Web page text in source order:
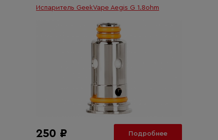
Испаритель GeekVape Aegis G 1.8ohm
250 ₽ Подробнее